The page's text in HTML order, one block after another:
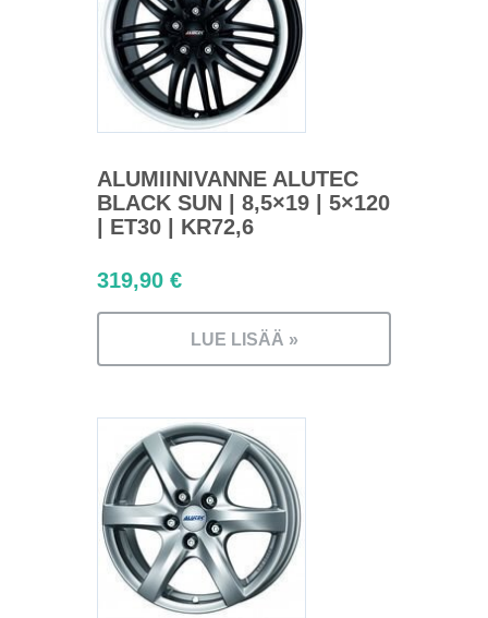
ALUMIINIVANNE ALUTEC
BLACK SUN | 8,5×19 | 5×120
| ET30 | KR72,6
319,90 €
LUE LISÄÄ »